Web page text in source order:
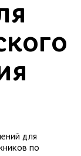
для
по